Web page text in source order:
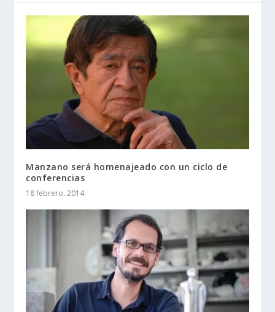
Manzano será homenajeado con un ciclo de
conferencias
18 febrero, 2014